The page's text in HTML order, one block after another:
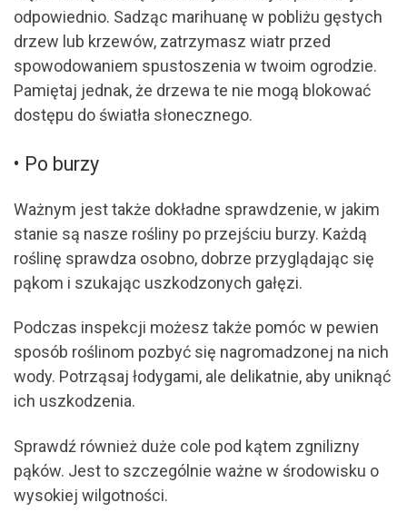
odpowiednio. Sadząc marihuanę w pobliżu gęstych
drzew lub krzewów, zatrzymasz wiatr przed
spowodowaniem spustoszenia w twoim ogrodzie.
Pamiętaj jednak, że drzewa te nie mogą blokować
dostępu do światła słonecznego.
• Po burzy
Ważnym jest także dokładne sprawdzenie, w jakim
stanie są nasze rośliny po przejściu burzy. Każdą
roślinę sprawdza osobno, dobrze przyglądając się
pąkom i szukając uszkodzonych gałęzi.
Podczas inspekcji możesz także pomóc w pewien
sposób roślinom pozbyć się nagromadzonej na nich
wody. Potrząsaj łodygami, ale delikatnie, aby uniknąć
ich uszkodzenia.
Sprawdź również duże cole pod kątem zgnilizny
pąków. Jest to szczególnie ważne w środowisku o
wysokiej wilgotności.